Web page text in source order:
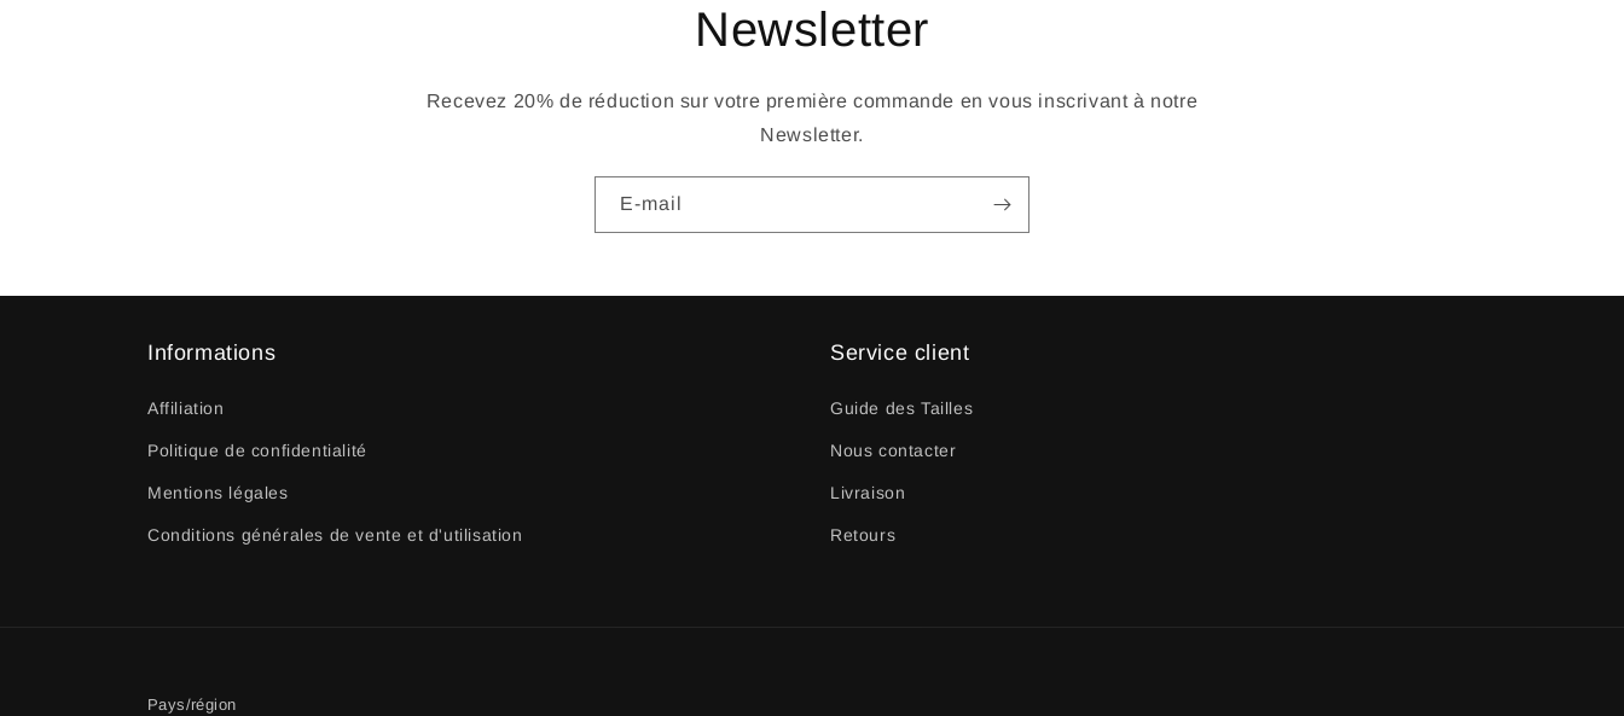
Newsletter
Recevez 20% de réduction sur votre première commande en vous inscrivant à notre
Newsletter.
E-mail
Informations
Affiliation
Politique de confidentialité
Mentions légales
Conditions générales de vente et d'utilisation
Service client
Guide des Tailles
Nous contacter
Livraison
Retours
Pays/région